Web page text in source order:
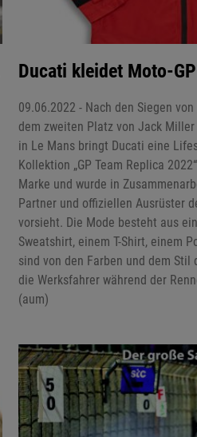
Ducati kleidet Moto-
09.06.2022 - Nach den Siegen
dem zweiten Platz von Jack
in Le Mans bringt Ducati eine
Kollektion „GP Team Replica
Marke und wurde in
Partner und offiziellen Ausrüster
vorsieht. Die Mode besteht aus
Sweatshirt, einem T-Shirt, einem
sind von den Farben und dem
die Werksfahrer während der
(aum)